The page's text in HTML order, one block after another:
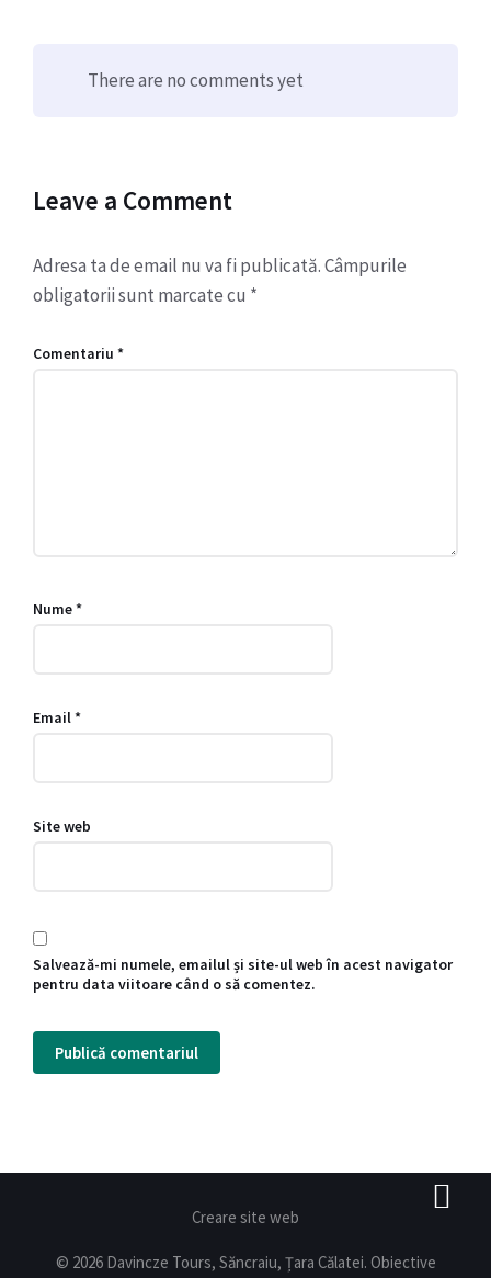
There are no comments yet
Leave a Comment
Adresa ta de email nu va fi publicată.Câmpurile
obligatorii sunt marcate cu *
Comentariu *
Nume*
Email*
Site web
Salvează-mi numele, emailul și site-ul web în acest navigator
pentru data viitoare când o să comentez.
Creare site web
© 2026 Davincze Tours, Săncraiu, Țara Călatei. Obiective